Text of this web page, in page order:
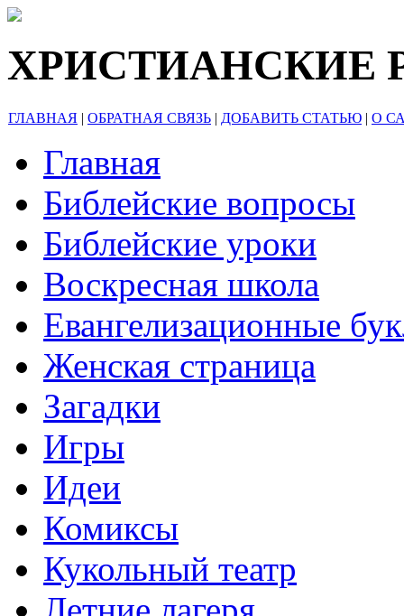
ХРИСТИАНСКИЕ
ГЛАВНАЯ | ОБРАТНАЯ СВЯЗЬ | ДОБАВИТЬ СТАТЬЮ | О
Главная
Библейские вопросы
Библейские уроки
Воскресная школа
Евангелизационные
Женская страница
Загадки
Игры
Идеи
Комиксы
Кукольный театр